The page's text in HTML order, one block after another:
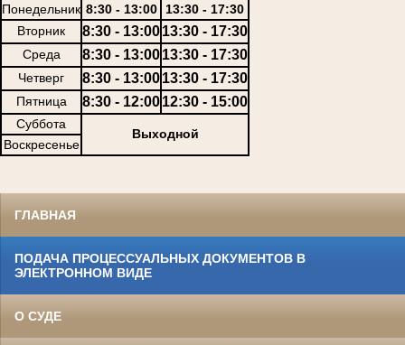
Понедельник 8:30 - 13:00
13:30 - 17:30
Вторник
8:30 - 13:0013:30 - 17:30
Среда 8:30 - 13:0013:30 - 17:30
Четверг 8:30 - 13:0013:30 - 17:30
Пятница 8:30 - 12:0012:30 - 15:00
Суббота
Выходной
Воскресенье
ГЛАВНАЯ
ПОДАЧА ПРОЦЕССУАЛЬНЫХ ДОКУМЕНТОВ В
ЭЛЕКТРОННОМ ВИДЕ
О СУДЕ